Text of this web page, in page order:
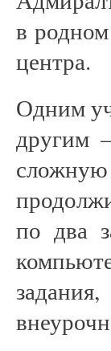
в
центра.
Одним
другим
по два